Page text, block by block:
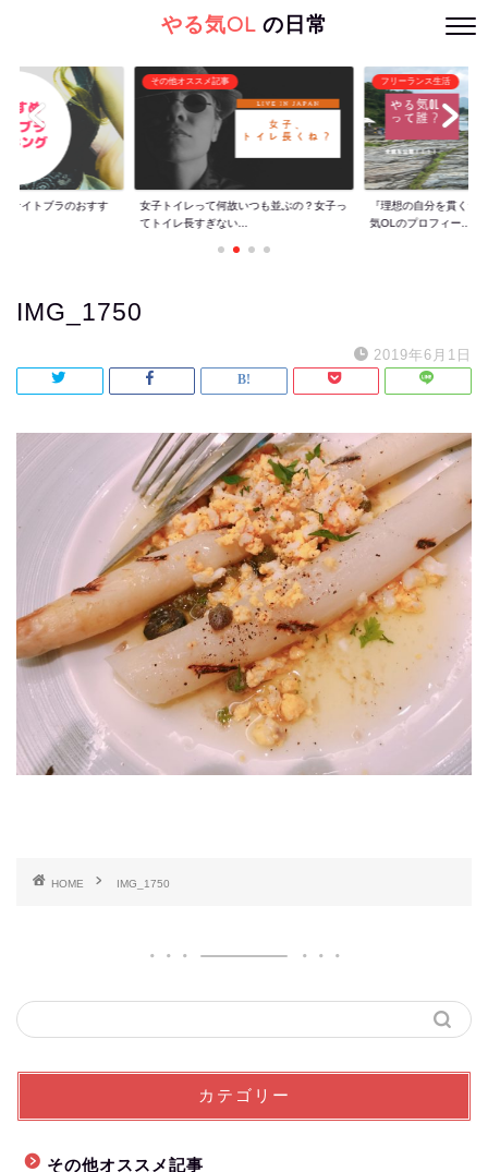
やる気OLの日常
ナイトブラのおすす
その他オススメ記事
女子トイレって何故いつも並ぶの？女子っ
てトイレ長すぎない...
フリーランス生活
『理想の自分を貫くた
気OLのプロフィー...
IMG_1750
2019年6月1日
HOME IMG_1750
カテゴリー
その他オススメ記事